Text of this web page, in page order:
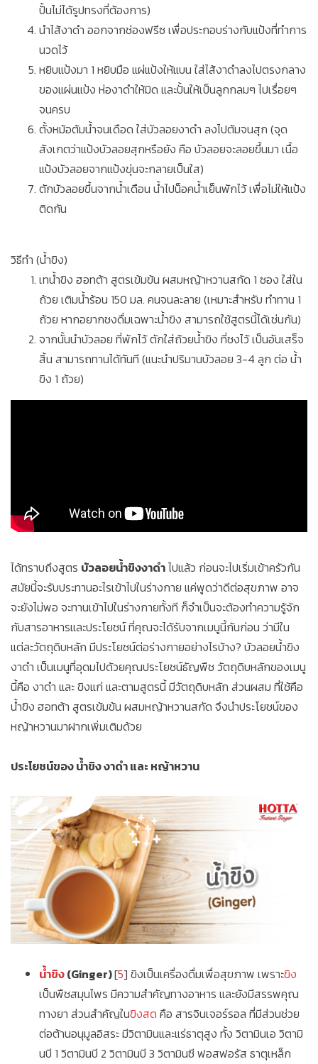
ปั้นไม่ได้รูปทรงที่ต้องการ)
นำไส้งาดำ ออกจากช่องฟรีซ เพื่อประกอบร่างกับแป้งที่ทำการ
นวดไว้
หยิบแป้งมา 1 หยิบมือ แผ่แป้งให้แบน ใส่ไส้งาดำลงไปตรงกลาง
ของแผ่นแป้ง ห่องาดำให้มิด และปั้นให้เป็นลูกกลมๆ ไปเรื่อยๆ
จนครบ
ตั้งหม้อต้มน้ำจนเดือด ใส่บัวลอยงาดำ ลงไปต้มจนสุก (จุด
สังเกตว่าแป้งบัวลอยสุกหรือยัง คือ บัวลอยจะลอยขึ้นมา เนื้อ
แป้งบัวลอยจากแป้งขุ่นจะกลายเป็นใส)
ตักบัวลอยขึ้นจากน้ำเดือน น้ำไปน็อคน้ำเย็นพักไว้ เพื่อไม่ให้แป้ง
ติดกัน
วิธีทำ (น้ำขิง)
เทน้ำขิง ฮอทต้า สูตรเข้มข้น ผสมหญ้าหวานสกัด 1 ซอง ใส่ใน
ถ้วย เติมน้ำร้อน 150 มล. คนจนละลาย (เหมาะสำหรับ ทำทาน 1
ถ้วย หากอยากชงดื่มเฉพาะน้ำขิง สามารถใช้สูตรนี้ได้เช่นกัน)
จากนั้นนำบัวลอย ที่พักไว้ ตักใส่ถ้วยน้ำขิง ที่ชงไว้ เป็นอันเสร็จ
สิ้น สามารถทานได้ทันที (แนะนำปริมานบัวลอย 3-4 ลูก ต่อ น้ำ
ขิง 1 ถ้วย)
ได้ทราบถึงสูตร บัวลอยน้ำขิงงาดำไปแล้ว ก่อนจะไปเริ่มเข้าครัวกัน
สมัยนี้จะรับประทานอะไรเข้าไปในร่างกาย แค่พูดว่าดีต่อสุขภาพ อาจ
จะยังไม่พอ จะทานเข้าไปในร่างกายทั้งที ก็จำเป็นจะต้องทำความรู้จัก
กับสารอาหารและประโยชน์ ที่คุณจะได้รับจากเมนูนี้กันก่อน ว่ามีใน
แต่ละวัตถุดิบหลัก มีประโยชน์ต่อร่างกายอย่างไรบ้าง? บัวลอยน้ำขิง
งาดำ เป็นเมนูที่อุดมไปด้วยคุณประโยชน์ธัญพืช วัตถุดิบหลักของเมนู
นี้คือ งาดำ และ ขิงแก่ และตามสูตรนี้ มีวัตถุดิบหลัก ส่วนผสม ที่ใช้คือ
น้ำขิง ฮอทต้า สูตรเข้มข้น ผสมหญ้าหวานสกัด จึงนำประโยชน์ของ
หญ้าหวานมาฝากเพิ่มเติมด้วย
ประโยชน์ของ น้ำขิง งาดำ และ หญ้าหวาน
น้ำขิง(Ginger)[5] ขิงเป็นเครื่องดื่มเพื่อสุขภาพ เพราะขิง
เป็นพืชสมุนไพร มีความสำคัญทางอาหาร และยังมีสรรพคุณ
ทางยา ส่วนสำคัญในขิงสด คือ สารจินเจอร์รอล ที่มีส่วนช่วย
ต่อต้านอนุมูลอิสระ มีวิตามินและแร่ธาตุสูง ทั้ง วิตามินเอ วิตามิ
นบี 1 วิตามินบี 2 วิตามินบี 3 วิตามินซี ฟอสฟอรัส ธาตุเหล็ก